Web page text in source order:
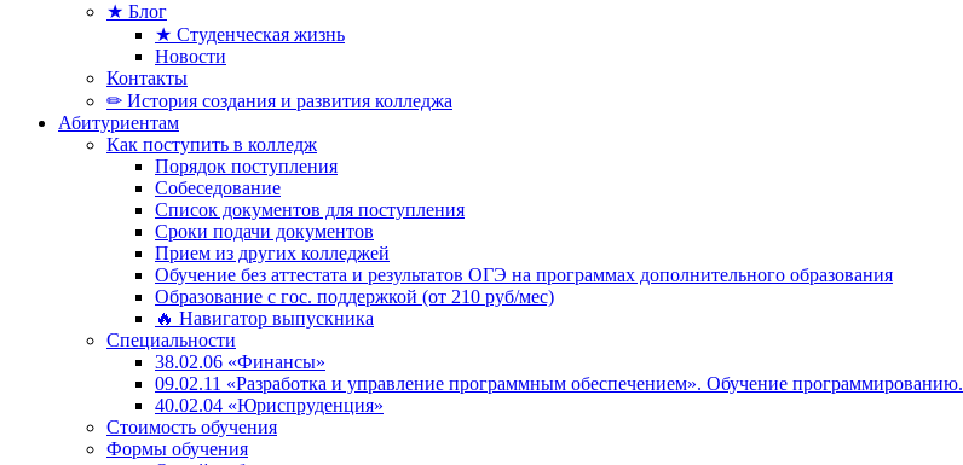
★ Блог
★ Студенческая жизнь
Новости
Контакты
✏ История создания и развития колледжа
Абитуриентам
Как поступить в колледж
Порядок поступления
Собеседование
Список документов для поступления
Сроки подачи документов
Прием из других колледжей
Обучение без аттестата и результатов ОГЭ на программах дополнительного образования
Образование с гос. поддержкой (от 210 руб/мес)
🔥 Навигатор выпускника
Специальности
38.02.06 «Финансы»
09.02.11 «Разработка и управление программным обеспечением». Обучение программированию.
40.02.04 «Юриспруденция»
Стоимость обучения
Формы обучения